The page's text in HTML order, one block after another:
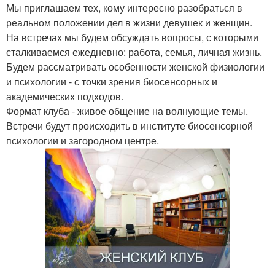
Мы приглашаем тех, кому интересно разобраться в
реальном положении дел в жизни девушек и женщин.
На встречах мы будем обсуждать вопросы, с которыми
сталкиваемся ежедневно: работа, семья, личная жизнь.
Будем рассматривать особенности женской физиологии
и психологии - с точки зрения биосенсорных и
академических подходов.
Формат клуба - живое общение на волнующие темы.
Встречи будут происходить в институте биосенсорной
психологии и загородном центре.